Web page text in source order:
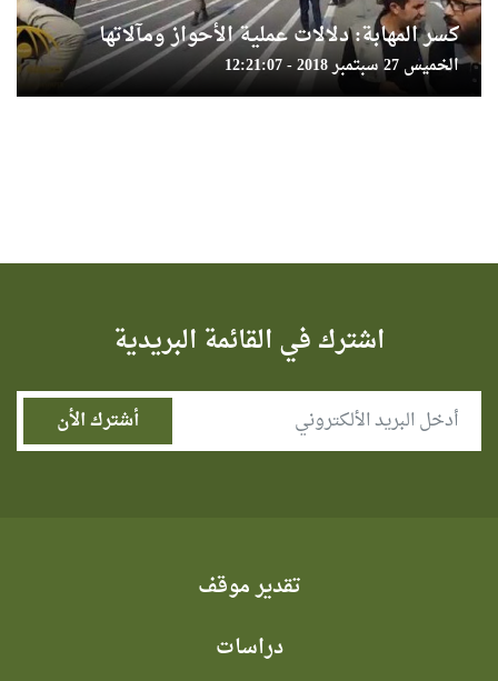
كسر المهابة: دلالات عملية الأحواز ومآلاتها
الخميس 27 سبتمبر 2018 - 12:21:07
اشترك في القائمة البريدية
تقدير موقف
دراسات